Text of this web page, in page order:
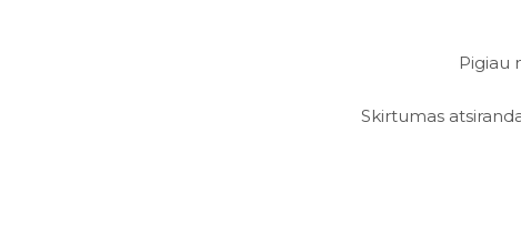
Pigiau
Skirtumas